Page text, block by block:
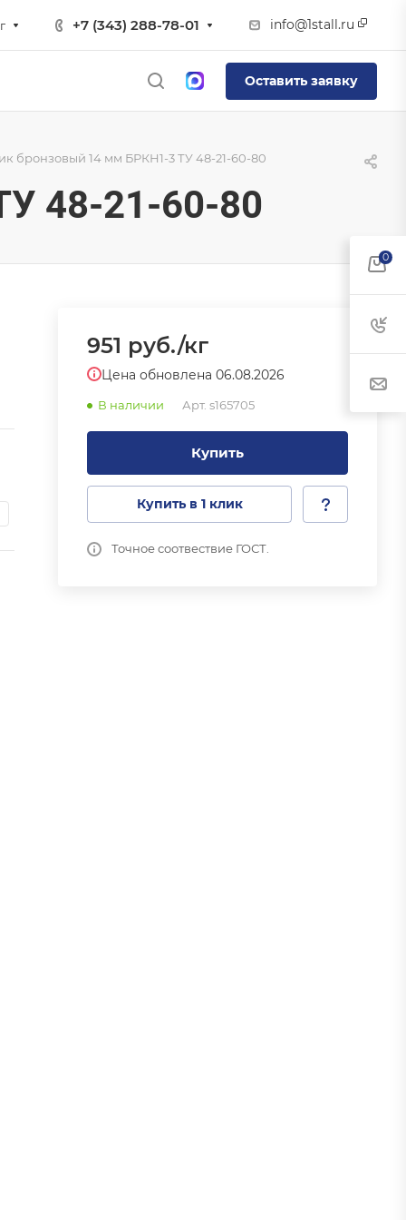
+7 (343) 288-78-01 info@1stall.ru
Оставить заявку
бронзовый 14 мм БРКН1-3 ТУ 48-21-60-80
48-21-60-80
951 руб./кг
Цена обновлена 06.08.2026
В наличии Арт. s165705
Купить
Купить в 1 клик
Точное соотвествие ГОСТ.
0